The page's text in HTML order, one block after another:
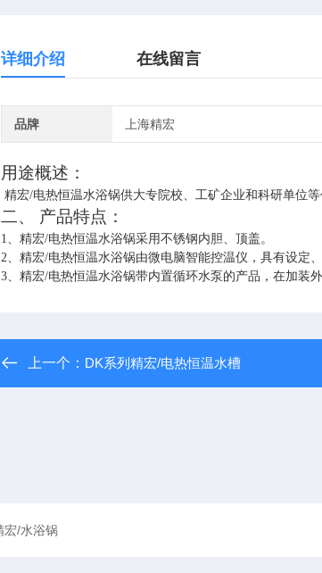
详细介绍 在线留言
品牌 上海精宏
用途概述：
精宏/电热恒温水浴锅供大专院校、工矿企业和科研单位
二、 产品特点：
1、精宏/电热恒温水浴锅采用不锈钢内胆、顶盖。
2、精宏/电热恒温水浴锅由微电脑智能控温仪，具有设定
3、精宏/电热恒温水浴锅带内置循环水泵的产品，在加装
上一个： DK系列精宏/电热恒温水槽